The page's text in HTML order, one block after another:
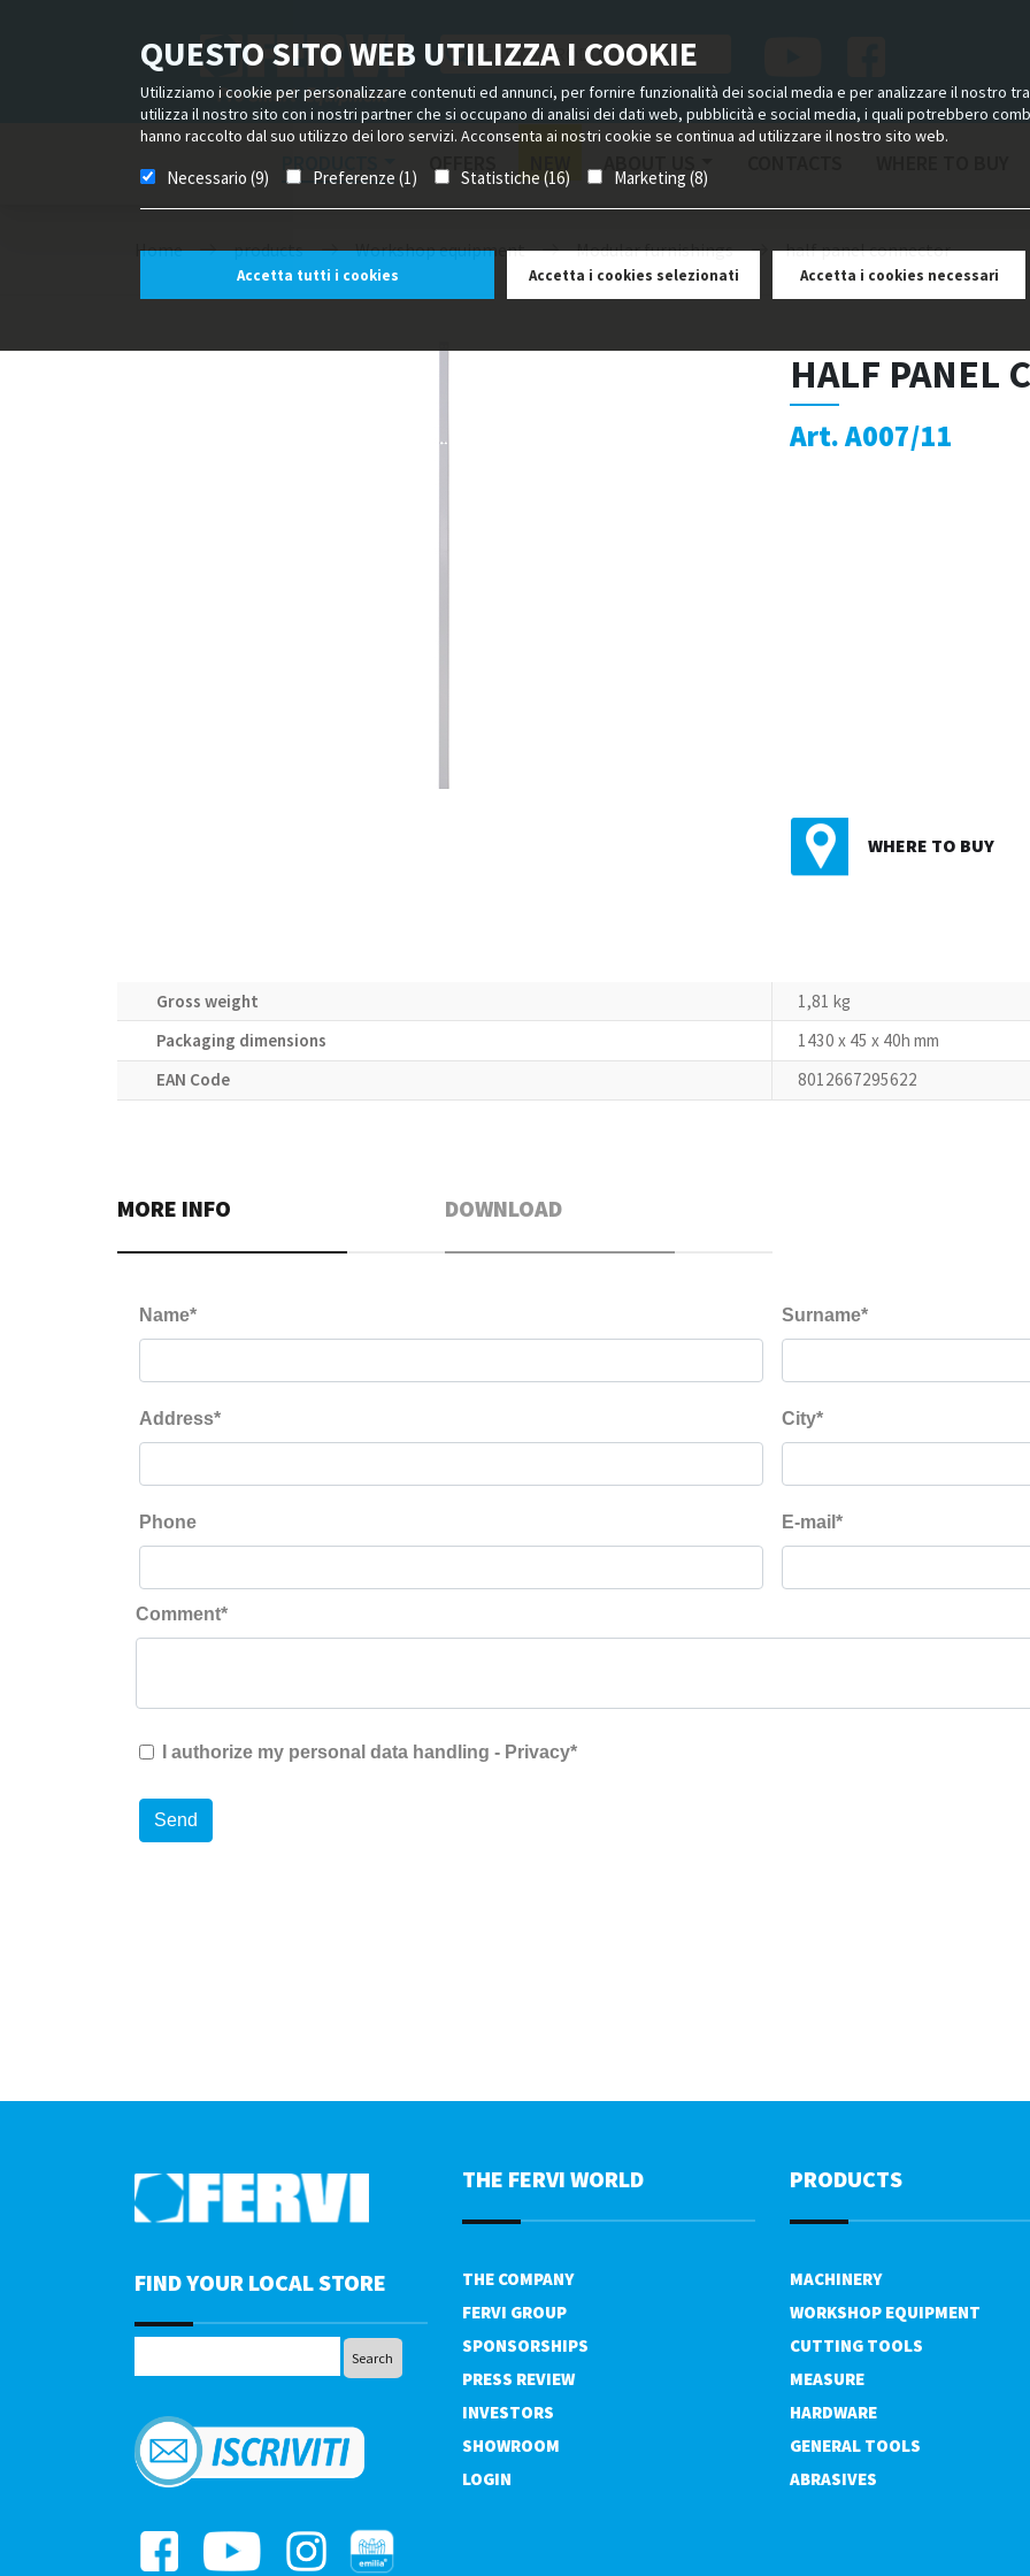
QUESTO SITO WEB UTILIZZA I COOKIE
Utilizziamo i cookie per personalizzare contenuti ed annunci, per fornire funzionalità dei social media e per analizzare il nostro
utilizza il nostro sito con i nostri partner che si occupano di analisi dei dati web, pubblicità e social media, i quali potrebbero
hanno raccolto dal suo utilizzo dei loro servizi. Acconsenta ai nostri cookie se continua ad utilizzare il nostro sito web.
Necessario (9) Preferenze (1) Statistiche (16) Marketing (8)
Accetta tutti i cookies Accetta i cookies selezionati Accetta i cookies necessari
PRODUCTS OFFERS
Home products Workshop equipment Modular furnishings half panel connector
HALF PANEL
Art. A007/11
WHERE TO BUY
Gross weight
1,81 kg
Packaging dimensions
1430 x 45 x 40h mm
EAN Code
8012667295622
MORE INFO DOWNLOAD
FIND YOUR LOCAL STORE
THE FERVI WORLD
THE COMPANY
FERVI GROUP
SPONSORSHIPS
PRESS REVIEW
INVESTORS
SHOWROOM
LOGIN
PRODUCTS
MACHINERY
WORKSHOP EQUIPMENT
CUTTING TOOLS
MEASURE
HARDWARE
GENERAL TOOLS
ABRASIVES